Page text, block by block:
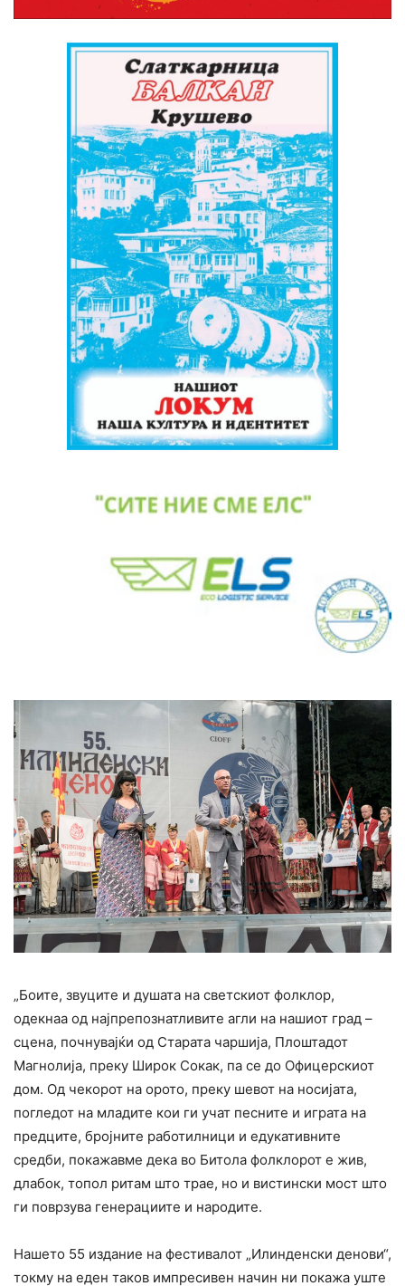
„Боите, звуците и душата на светскиот фолклор,
одекнаа од најпрепознатливите агли на нашиот град –
сцена, почнувајќи од Старата чаршија, Плоштадот
Магнолија, преку Широк Сокак, па се до Офицерскиот
дом. Од чекорот на орото, преку шевот на носијата,
погледот на младите кои ги учат песните и играта на
предците, бројните работилници и едукативните
средби, покажавме дека во Битола фолклорот е жив,
длабок, топол ритам што трае, но и вистински мост што
ги поврзува генерациите и народите.
Нашето 55 издание на фестивалот „Илинденски денови“,
токму на еден таков импресивен начин ни покажа уште